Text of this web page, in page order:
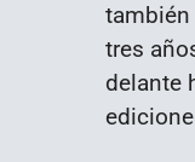
también
tres
delante